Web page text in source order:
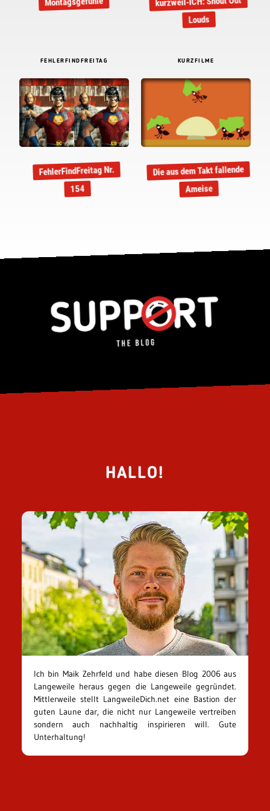
Louds
FEHLERFINDFREITAG
FehlerFindFreitag Nr.
154
KURZFILME
Die aus dem Takt fallende
Ameise
HALLO!
Ich bin Maik Zehrfeld und habe diesen Blog 2006 aus
Langeweile heraus gegen die Langeweile gegründet.
Mittlerweile stellt LangweileDich.net eine Bastion der
guten Laune dar, die nicht nur Langeweile vertreiben
sondern auch nachhaltig inspirieren will. Gute
Unterhaltung!